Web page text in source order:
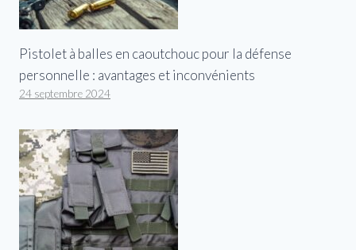
Pistolet à balles en caoutchouc pour la défense
personnelle : avantages et inconvénients
24 septembre 2024